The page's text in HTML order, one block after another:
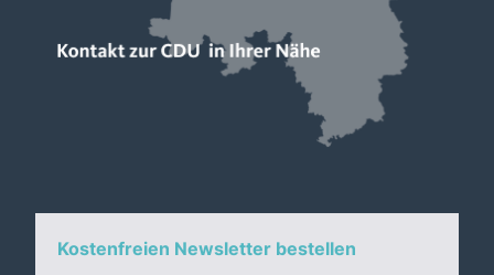
Kostenfreien Newsletter bestellen